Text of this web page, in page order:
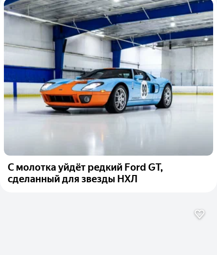
С молотка уйдёт редкий Ford GT,
сделанный для звезды НХЛ